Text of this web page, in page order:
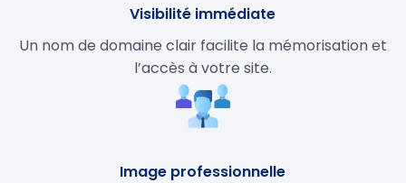
Visibilité immédiate
Un nom de domaine clair facilite la mémorisation et
l’accès à votre site.
Image professionnelle